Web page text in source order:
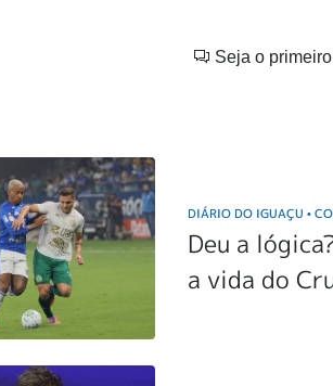
Seja o
DIÁRIO DO IGUAÇU•
Deu a
a vida do